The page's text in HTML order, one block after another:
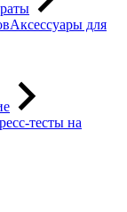
Аксессуары для
тесты на